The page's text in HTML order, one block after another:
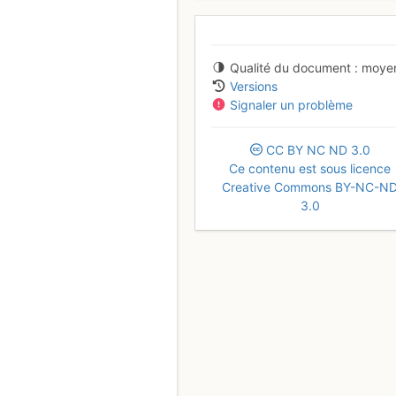
Qualité du document
Versions
Signaler un problème
CC BY NC ND 3.0
Ce contenu est sous licence
Creative Commons BY-NC-
3.0